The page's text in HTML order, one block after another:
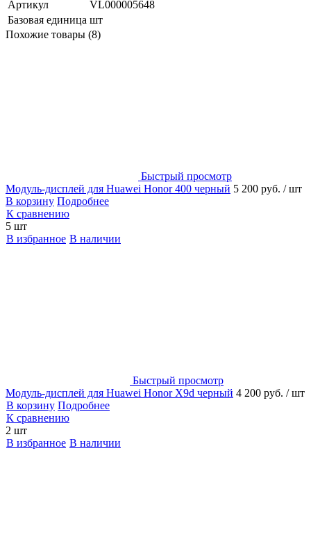
Артикул
VL000005648
Базовая единица шт
Похожие товары (8)
Быстрый просмотр
Модуль-дисплей для Huawei Honor 400 черный 5 200 руб. / шт
В корзину Подробнее
К сравнению
5 шт
В избранное В наличии
Быстрый просмотр
Модуль-дисплей для Huawei Honor X9d черный 4 200 руб. / шт
В корзину Подробнее
К сравнению
2 шт
В избранное В наличии